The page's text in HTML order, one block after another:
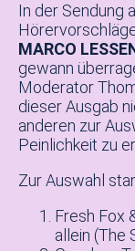
In der Sendung
MARCO
gewann
Moderator
dieser Ausgab
anderen zur
Peinlichkeit zu
Zur Auswahl
Fresh Fox
allein (The